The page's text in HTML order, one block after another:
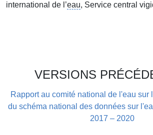
international de l’eau, Service central
VERSIONS
Rapport au comité national de l'eau sur
du schéma national des données sur
2017 – 2020